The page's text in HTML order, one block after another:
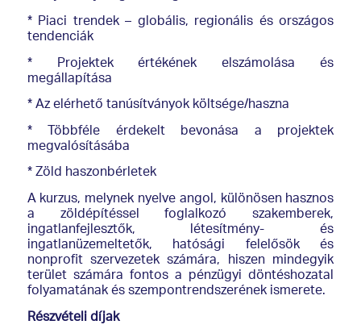
* Piaci trendek – globális, regionális és országos
tendenciák
* Projektek értékének elszámolása és
megállapítása
* Az elérhető tanúsítványok költsége/haszna
* Többféle érdekelt bevonása a projektek
megvalósításába
* Zöld haszonbérletek
A kurzus, melynek nyelve angol, különösen hasznos
a zöldépítéssel foglalkozó szakemberek,
ingatlanfejlesztők, létesítmény- és
ingatlanüzemeltetők, hatósági felelősök és
nonprofit szervezetek számára, hiszen mindegyik
terület számára fontos a pénzügyi döntéshozatal
folyamatának és szempontrendszerének ismerete.
Részvételi díjak